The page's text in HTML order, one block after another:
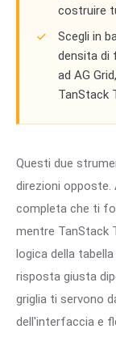
costruire
Scegli in
densita di
ad AG
TanStack
Questi due
direzioni opposte.
completa che ti
mentre TanStack
logica della
risposta giusta
griglia ti servono
dell'interfaccia e